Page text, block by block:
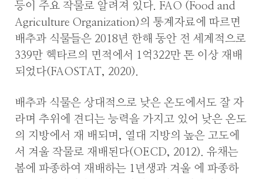
등이 주요 작물로 알려져 있다. FAO (Food and
Agriculture Organization)의 통계자료에 따르면
배추과 식물들은 2018년 한해 동안 전 세계적으로
339만 헥타르의 면적에서 1억322만 톤 이상 재배
되었다(FAOSTAT, 2020).
배추과 식물은 상대적으로 낮은 온도에서도 잘 자
라며 추위에 견디는 능력을 가지고 있어 낮은 온도
의 지방에서 재 배되며, 열대 지방의 높은 고도에
서 겨울 작물로 재배된다(OECD, 2012). 유채는
봄에 파종하여 재배하는 1년생과 겨울 에 파종하